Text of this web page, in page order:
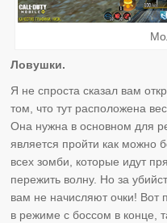
Ловушки.
Я не спроста сказал вам
том, что тут расположена
Она нужна в основном для
является пройти как можно
всех зомби, которые идут
пережить волну. Но за
вам не начисляют очки! Вот
в режиме с боссом в конце,